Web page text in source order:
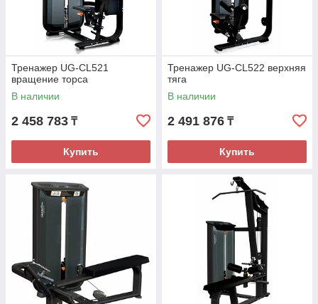
Тренажер UG-CL521
вращение торса
В наличии
2 458 783 ₸
Купить
Тренажер UG-CL522 верхняя
тяга
В наличии
2 491 876 ₸
Купить